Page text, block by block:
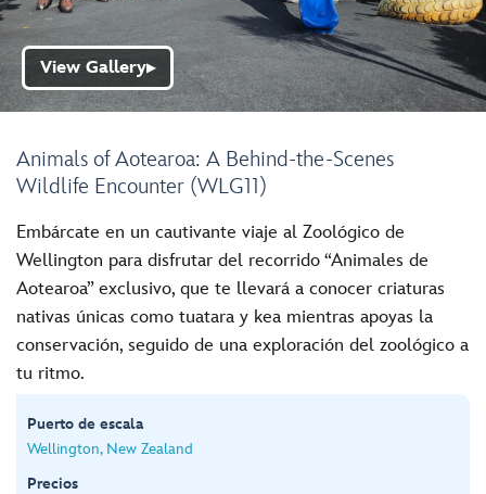
Animals of Aotearoa: A Behind-the-Scenes
Wildlife Encounter (WLG11)
View Gallery▶
Embárcate en un cautivante viaje al Zoológico de
Wellington para disfrutar del recorrido “Animales de
Aotearoa” exclusivo, que te llevará a conocer criaturas
nativas únicas como tuatara y kea mientras apoyas la
conservación, seguido de una exploración del zoológico a
tu ritmo.
Puerto de escala
Wellington, New Zealand
Precios